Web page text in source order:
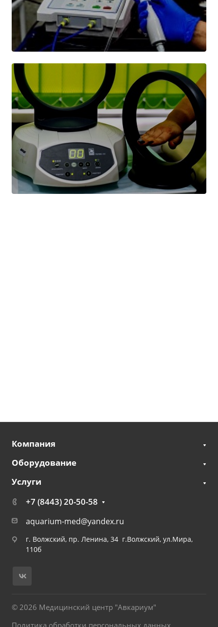
Компания
Оборудование
Услуги
+7 (8443) 20-50-58
aquarium-med@yandex.ru
г. Волжский, пр. Ленина, 34 г.Волжский, ул.Мира,
110б
© 2026 Медицинский центр "Авкариум"
Политика обработки персональных данных